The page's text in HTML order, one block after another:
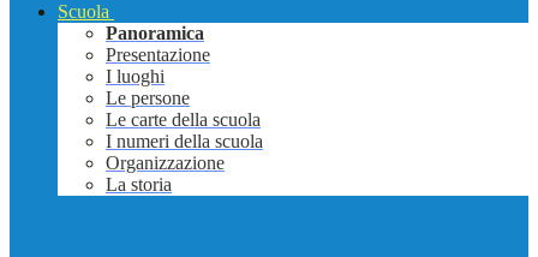
Scuola
Panoramica
Presentazione
I luoghi
Le persone
Le carte della scuola
I numeri della scuola
Organizzazione
La storia